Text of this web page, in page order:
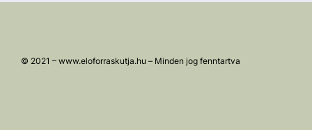
© 2021 – www.eloforraskutja.hu – Minden jog fenntartva